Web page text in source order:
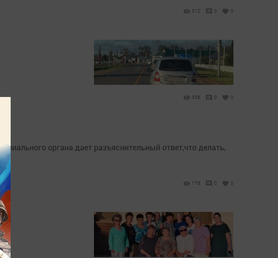
312 0 0
358 0 0
органа дает разъяснительный ответ,что делать,
178 0 0